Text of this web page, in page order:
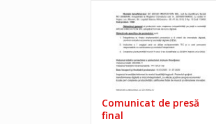
Comunicat de presă
final